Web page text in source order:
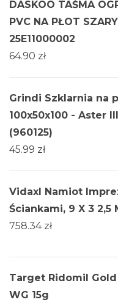
DASKOO TAŚMA
PVC NA PŁOT
25E11000002
64.90 zł
Grindi Szklarnia na
100x50x100 - Aster
(960125)
45.99 zł
Vidaxl Namiot
Ściankami, 9 X 3 2,5
758.34 zł
Target Ridomil
WG 15g